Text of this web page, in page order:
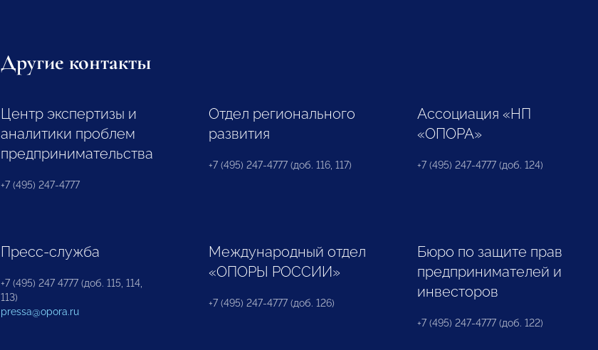
Другие контакты
Центр экспертизы и
аналитики проблем
предпринимательства
+7 (495) 247-4777
Отдел регионального
развития
+7 (495) 247-4777 (доб. 116, 117)
Ассоциация «НП
«ОПОРА»
+7 (495) 247-4777 (доб. 124)
Пресс-служба
+7 (495) 247 4777 (доб. 115, 114,
113)
pressa@opora.ru
Международный отдел
«ОПОРЫ РОССИИ»
+7 (495) 247-4777 (доб. 126)
Бюро по защите прав
предпринимателей и
инвесторов
+7 (495) 247-4777 (доб. 122)